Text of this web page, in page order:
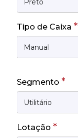
Tipo de Caixa *
Segmento *
Lotação *